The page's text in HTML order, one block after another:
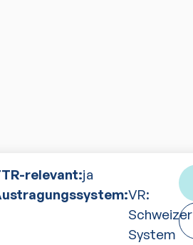
relevant:ja
VR:
Schweizer
System